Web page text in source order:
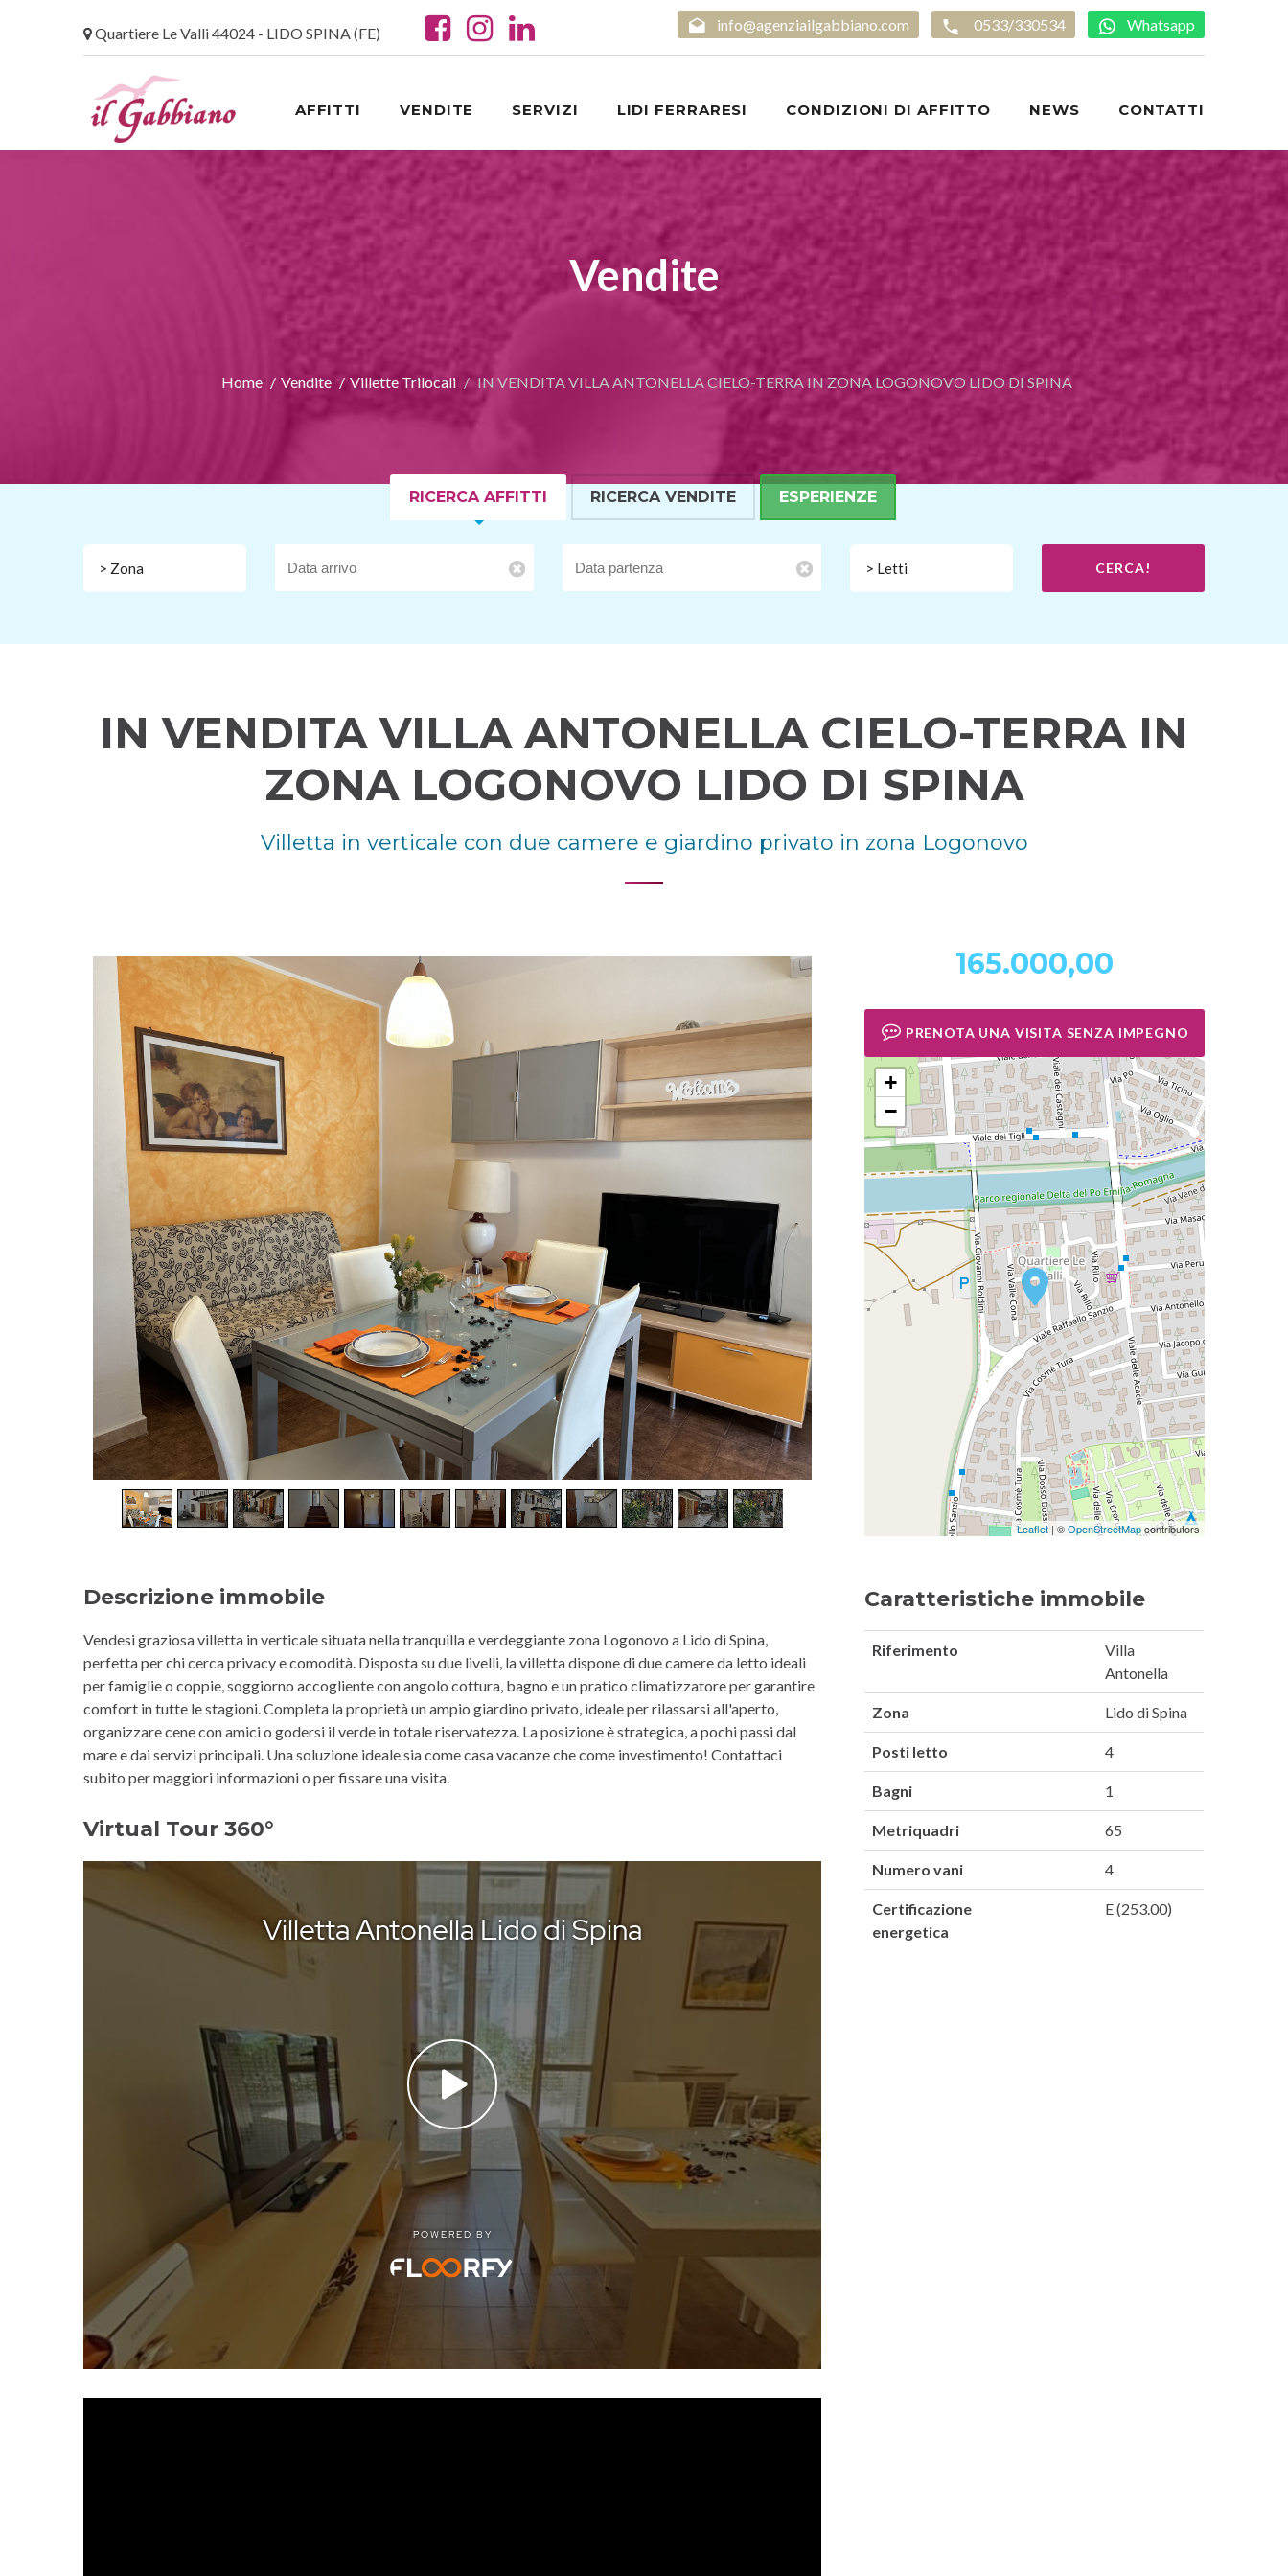
Quartiere Le Valli 44024 - LIDO SPINA (FE) info@agenziailgabbiano.com 0533/330534 Whatsapp
AFFITTI VENDITE SERVIZI LIDI FERRARESI CONDIZIONI DI AFFITTO NEWS CONTATTI
Vendite
Home Vendite Villette Trilocali IN VENDITA VILLA ANTONELLA CIELO-TERRA IN ZONA LOGONOVO LIDO DI SPINA
RICERCA AFFITTI RICERCA VENDITE ESPERIENZE
> Zona > Letti CERCA!
IN VENDITA VILLA ANTONELLA CIELO-TERRA IN
ZONA LOGONOVO LIDO DI SPINA
Villetta in verticale con due camere e giardino privato in zona Logonovo
Descrizione immobile
Vendesi graziosa villetta in verticale situata nella tranquilla e verdeggiante zona Logonovo a Lido di Spina,
perfetta per chi cerca privacy e comodità. Disposta su due livelli, la villetta dispone di due camere da letto ideali
per famiglie o coppie, soggiorno accogliente con angolo cottura, bagno e un pratico climatizzatore per garantire
comfort in tutte le stagioni. Completa la proprietà un ampio giardino privato, ideale per rilassarsi all'aperto,
organizzare cene con amici o godersi il verde in totale riservatezza. La posizione è strategica, a pochi passi dal
mare e dai servizi principali. Una soluzione ideale sia come casa vacanze che come investimento! Contattaci
subito per maggiori informazioni o per fissare una visita.
Virtual Tour 360°
165.000,00
PRENOTA UNA VISITA SENZA IMPEGNO
+
−
Leaflet| ©OpenStreetMapcontributors
Caratteristiche immobile
Riferimento
Villa
Antonella
Zona Lido di Spina
Posti letto 4
Bagni 1
Metriquadri 65
Numero vani 4
Certificazione
energetica
E (253.00)